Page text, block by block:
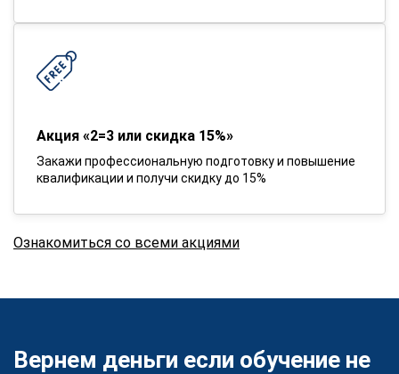
Акция «2=3 или скидка 15%»
Закажи профессиональную подготовку и повышение
квалификации и получи скидку до 15%
Ознакомиться со всеми акциями
Вернем деньги если обучение не